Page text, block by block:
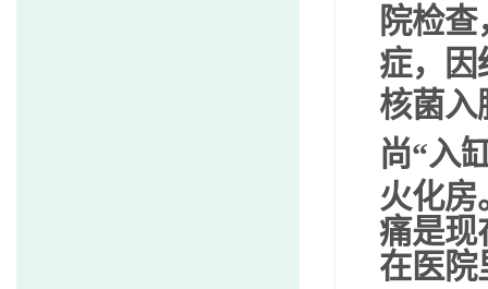
院检
症，因
核菌入
尚“入
火化房
痛是现
在医院